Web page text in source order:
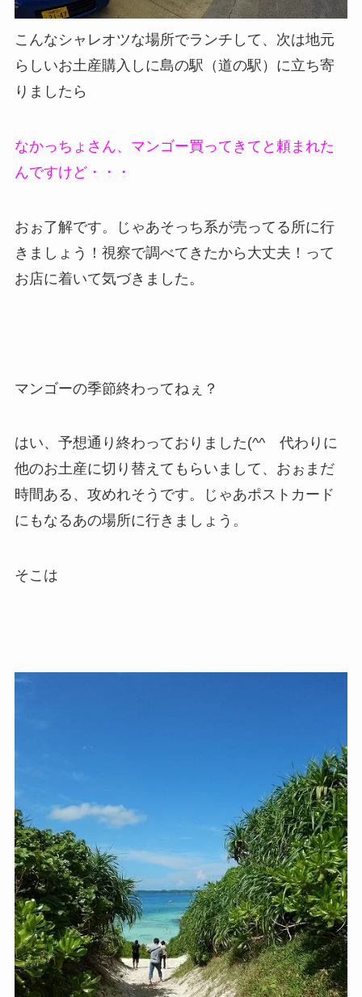
こんなシャレオツな場所でランチして、次は地元
らしいお土産購入しに島の駅（道の駅）に立ち寄
りましたら
なかっちょさん、マンゴー買ってきてと頼まれた
んですけど・・・
おぉ了解です。じゃあそっち系が売ってる所に行
きましょう！視察で調べてきたから大丈夫！って
お店に着いて気づきました。
マンゴーの季節終わってねぇ？
はい、予想通り終わっておりました(^^ゞ代わりに
他のお土産に切り替えてもらいまして、おぉまだ
時間ある、攻めれそうです。じゃあポストカード
にもなるあの場所に行きましょう。
そこは